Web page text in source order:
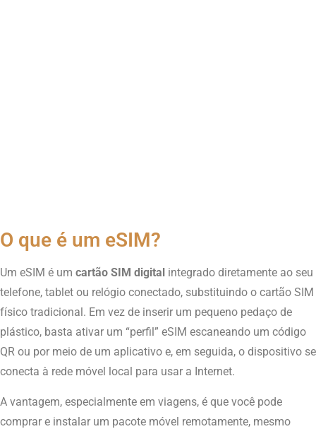
O que é um eSIM?
Um eSIM é um cartão SIM digital integrado diretamente ao seu
telefone, tablet ou relógio conectado, substituindo o cartão SIM
físico tradicional. Em vez de inserir um pequeno pedaço de
plástico, basta ativar um “perfil” eSIM escaneando um código
QR ou por meio de um aplicativo e, em seguida, o dispositivo se
conecta à rede móvel local para usar a Internet.
A vantagem, especialmente em viagens, é que você pode
comprar e instalar um pacote móvel remotamente, mesmo